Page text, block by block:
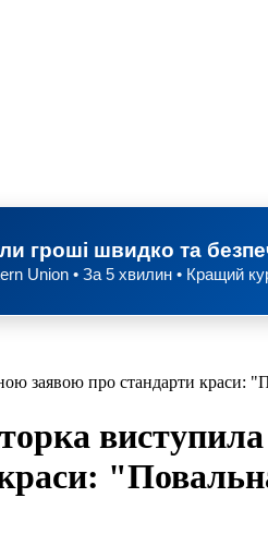
гроші швидко та
Union • За 5 хвилин • Кращий
заявою про стандарти краси:
виступила